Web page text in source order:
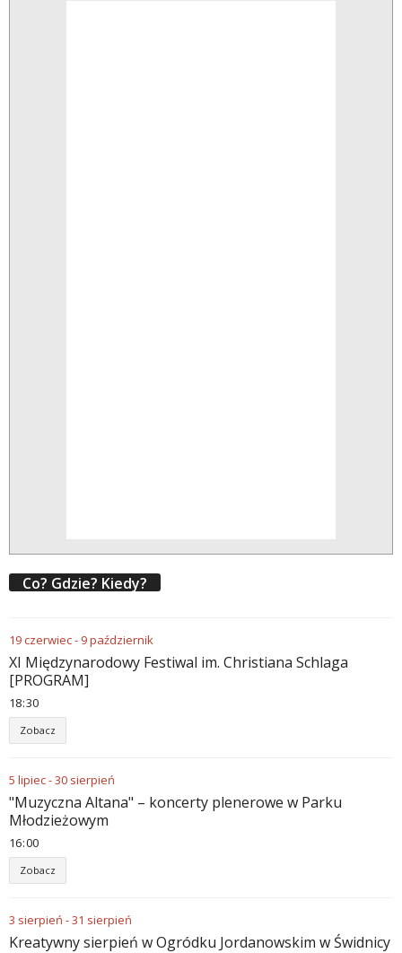
Co? Gdzie? Kiedy?
19czerwiec- 9październik
XI Międzynarodowy Festiwal im. Christiana Schlaga
[PROGRAM]
18 30
Zobacz
5 lipiec-30 sierpień
"Muzyczna Altana" – koncerty plenerowe w Parku
Młodzieżowym
16 00
Zobacz
3 sierpień -31 sierpień
Kreatywny sierpień w Ogródku Jordanowskim w Świdnicy